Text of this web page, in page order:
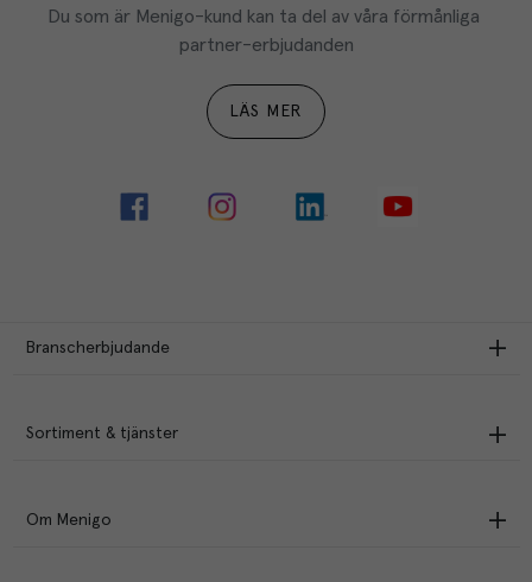
Du som är Menigo-kund kan ta del av våra förmånliga
partner-erbjudanden
LÄS MER
Branscherbjudande
Sortiment & tjänster
Om Menigo